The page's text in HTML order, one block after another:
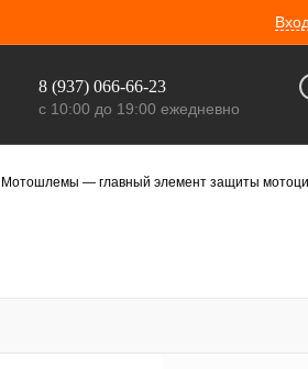
Вход
8 (937) 066-66-23
с 10:00 до 19:00 ежедневно
Мотошлемы — главный элемент защиты